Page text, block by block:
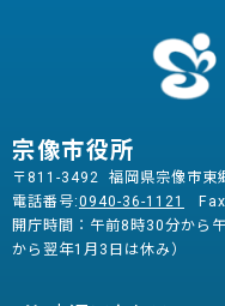
宗像市役所
〒811-3492 福岡県宗像市東
電話番号:0940-36-1121
開庁時間：午前8時30分から
から翌年1月3日は休み）